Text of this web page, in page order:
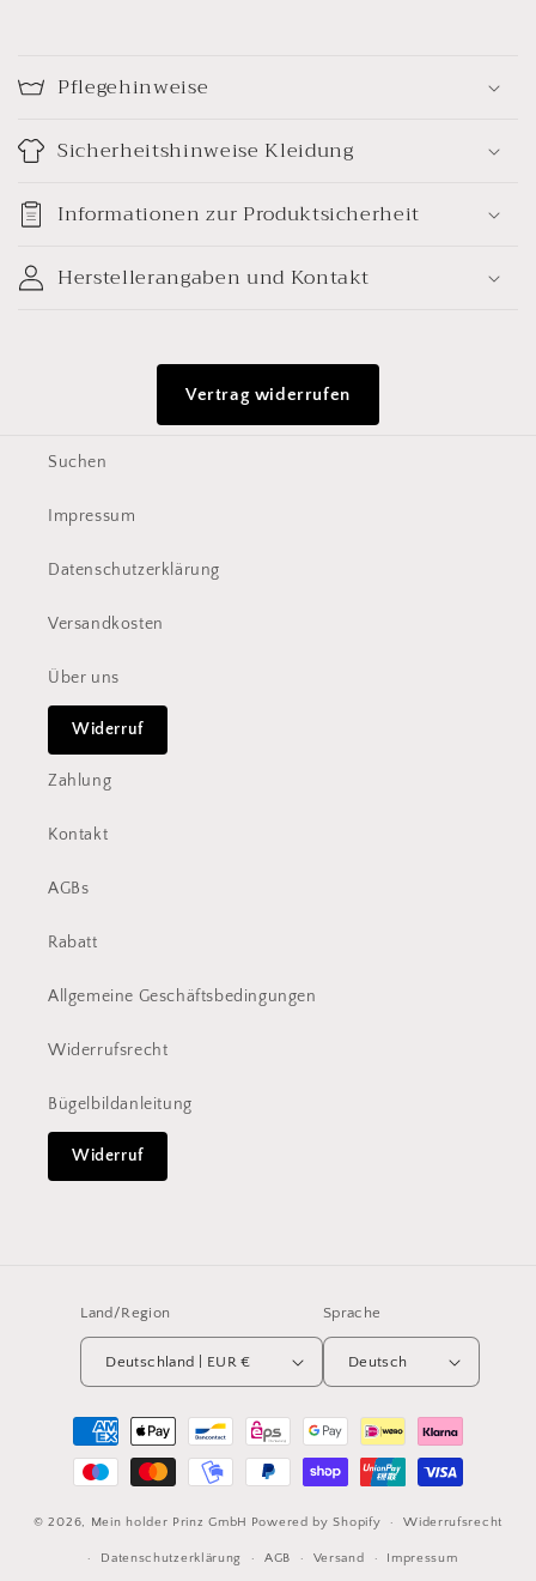
i
n
k
l
a
p
p
Pflegehinweise
Sicherheitshinweise Kleidung
Informationen zur Produktsicherheit
Herstellerangaben und Kontakt
Vertrag widerrufen
Suchen
Impressum
Datenschutzerklärung
Versandkosten
Über uns
Widerruf
Zahlung
Kontakt
AGBs
Rabatt
Allgemeine Geschäftsbedingungen
Widerrufsrecht
Bügelbildanleitung
Widerruf
Land/Region
Deutschland | EUR €
Sprache
Deutsch
Zahlungsmethoden
© 2026, Mein holder Prinz GmbH Powered by Shopify Widerrufsrecht
Datenschutzerklärung AGB Versand Impressum